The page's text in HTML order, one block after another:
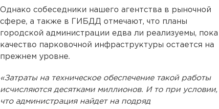
Однако собеседники нашего агентства в рыночной
сфере, а также в ГИБДД отмечают, что планы
городской администрации едва ли реализуемы, пока
качество парковочной инфраструктуры остается на
прежнем уровне.
«Затраты на техническое обеспечение такой работы
исчисляются десятками миллионов. И то при условии,
что администрация найдет на подряд